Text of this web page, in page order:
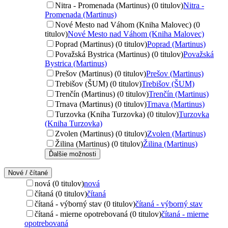
Nitra - Promenada (Martinus) (0 titulov)Nitra -
Promenada (Martinus)
Nové Mesto nad Váhom (Kniha Malovec) (0
titulov)Nové Mesto nad Váhom (Kniha Malovec)
Poprad (Martinus) (0 titulov)Poprad (Martinus)
Považská Bystrica (Martinus) (0 titulov)Považská
Bystrica (Martinus)
Prešov (Martinus) (0 titulov)Prešov (Martinus)
Trebišov (ŠUM) (0 titulov)Trebišov (ŠUM)
Trenčín (Martinus) (0 titulov)Trenčín (Martinus)
Trnava (Martinus) (0 titulov)Trnava (Martinus)
Turzovka (Kniha Turzovka) (0 titulov)Turzovka
(Kniha Turzovka)
Zvolen (Martinus) (0 titulov)Zvolen (Martinus)
Žilina (Martinus) (0 titulov)Žilina (Martinus)
Ďalšie možnosti
Nové / čítané
nová (0 titulov)nová
čítaná (0 titulov)čítaná
čítaná - výborný stav (0 titulov)čítaná - výborný stav
čítaná - mierne opotrebovaná (0 titulov)čítaná - mierne
opotrebovaná